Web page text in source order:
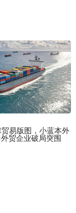
易版图，小蓝本外
贸企业破局突围